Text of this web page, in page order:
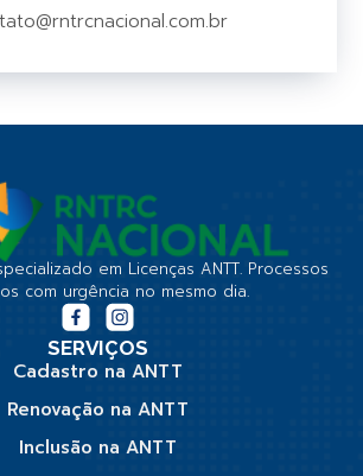
em Licenças ANTT. Processos
com urgência no mesmo dia.
SERVIÇOS
Cadastro na ANTT
Renovação na ANTT
Inclusão na ANTT